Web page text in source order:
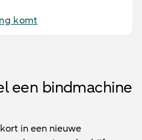
komt
een bindmachine
in een nieuwe